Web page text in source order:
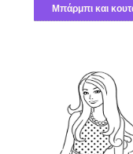
Μπάρμπι και